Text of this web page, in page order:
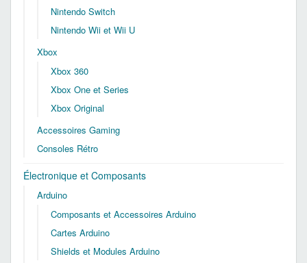
Nintendo Switch
Nintendo Wii et Wii U
Xbox
Xbox 360
Xbox One et Series
Xbox Original
Accessoires Gaming
Consoles Rétro
Électronique et Composants
Arduino
Composants et Accessoires Arduino
Cartes Arduino
Shields et Modules Arduino